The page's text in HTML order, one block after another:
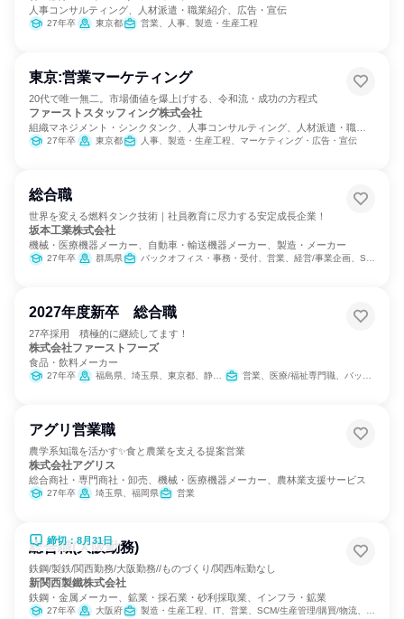
人事コンサルティング、人材派遣・職業紹介、広告・宣伝
27年卒 東京都 営業、人事、製造・生産工程
東京:営業マーケティング
20代で唯一無二。市場価値を爆上げする、令和流・成功の方程式
ファーストスタッフィング株式会社
組織マネジメント・シンクタンク、人事コンサルティング、人材派遣・職業
紹介27年卒 東京都 人事、製造・生産工程、マーケティング・広告・宣伝
総合職
世界を変える燃料タンク技術｜社員教育に尽力する安定成長企業！
坂本工業株式会社
機械・医療機器メーカー、自動車・輸送機器メーカー、製造・メーカー
27年卒 群馬県 バックオフィス・事務・受付、営業、経営/事業企画、SCM/生産管理/購買/物流、経理/税務/財務、人事、総務
2027年度新卒 総合職
27卒採用 積極的に継続してます！
株式会社ファーストフーズ
食品・飲料メーカー
27年卒 福島県、埼玉県、東京都、静岡県 営業、医療/福祉専門職、バックオフィス・事務・受付、製造・生産工程、学術研究、人事、総務、IT、建築/土木/プラント専門職
アグリ営業職
農学系知識を活かす✨食と農業を支える提案営業
株式会社アグリス
総合商社・専門商社・卸売、機械・医療機器メーカー、農林業支援サービス
27年卒 埼玉県、福岡県 営業
締切：8月31日
総合職(大阪勤務)
鉄鋼/製鉄/関西勤務/大阪勤務//ものづくり/関西/転勤なし
新関西製鐵株式会社
鉄鋼・金属メーカー、鉱業・採石業・砂利採取業、インフラ・鉱業
27年卒 大阪府 製造・生産工程、IT、営業、SCM/生産管理/購買/物流、経理/税務/財務、人事、総務